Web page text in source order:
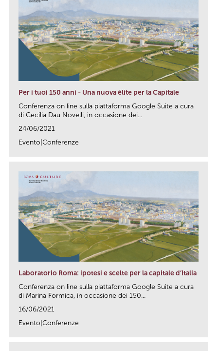
Per i tuoi 150 anni - Una nuova élite per la Capitale
Conferenza on line sulla piattaforma Google Suite a cura
di Cecilia Dau Novelli, in occasione dei...
24/06/2021
Evento|Conferenze
Laboratorio Roma: ipotesi e scelte per la capitale d’Italia
Conferenza on line sulla piattaforma Google Suite a cura
di Marina Formica, in occasione dei 150...
16/06/2021
Evento|Conferenze